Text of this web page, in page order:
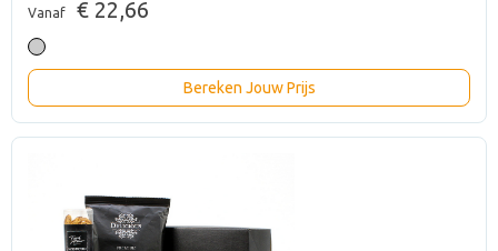
Vanaf € 22,66
Bereken Jouw Prijs